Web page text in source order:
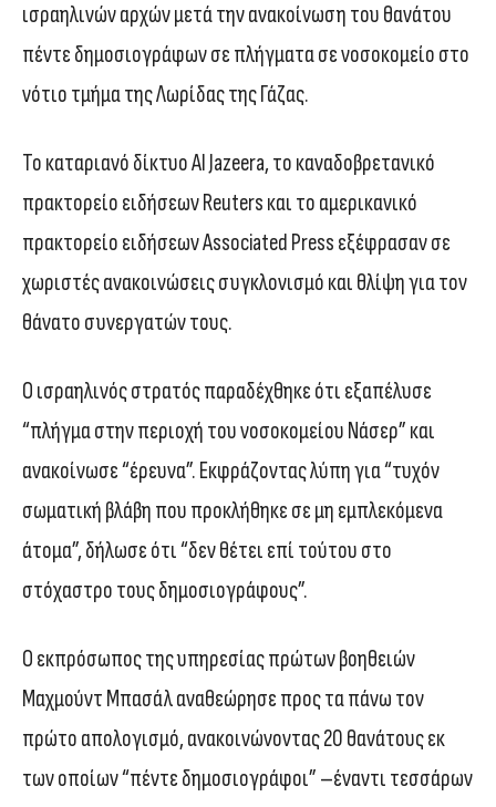
ισραηλινών αρχών μετά την ανακοίνωση του θανάτου
πέντε δημοσιογράφων σε πλήγματα σε νοσοκομείο στο
νότιο τμήμα της Λωρίδας της Γάζας.
Το καταριανό δίκτυο Al Jazeera, το καναδοβρετανικό
πρακτορείο ειδήσεων Reuters και το αμερικανικό
πρακτορείο ειδήσεων Associated Press εξέφρασαν σε
χωριστές ανακοινώσεις συγκλονισμό και θλίψη για τον
θάνατο συνεργατών τους.
Ο ισραηλινός στρατός παραδέχθηκε ότι εξαπέλυσε
“πλήγμα στην περιοχή του νοσοκομείου Νάσερ” και
ανακοίνωσε “έρευνα”. Εκφράζοντας λύπη για “τυχόν
σωματική βλάβη που προκλήθηκε σε μη εμπλεκόμενα
άτομα”, δήλωσε ότι “δεν θέτει επί τούτου στο
στόχαστρο τους δημοσιογράφους”.
Ο εκπρόσωπος της υπηρεσίας πρώτων βοηθειών
Μαχμούντ Μπασάλ αναθεώρησε προς τα πάνω τον
πρώτο απολογισμό, ανακοινώνοντας 20 θανάτους εκ
των οποίων “πέντε δημοσιογράφοι” –έναντι τεσσάρων